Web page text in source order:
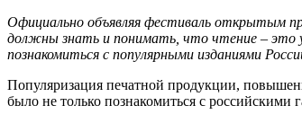
Официально объявляя фестиваль открытым
должны знать и понимать, что чтение – это
познакомиться с популярными изданиями
Популяризация печатной продукции,
было не только познакомиться с